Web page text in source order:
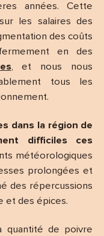
années. Cette
les salaires des
des coûts
en des
s, et nous nous
tous les
dans la région de
difficiles ces
météorologiques
prolongées et
des répercussions
et des épices.
quantité de poivre